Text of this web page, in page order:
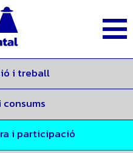
i treball
i participació